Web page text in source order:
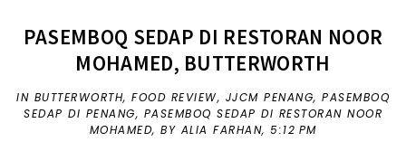
PASEMBOQ SEDAP DI RESTORAN NOOR
MOHAMED, BUTTERWORTH
IN BUTTERWORTH, FOOD REVIEW, JJCM PENANG, PASEMBOQ
SEDAP DI PENANG, PASEMBOQ SEDAP DI RESTORAN NOOR
MOHAMED, BY ALIA FARHAN, 5:12 PM